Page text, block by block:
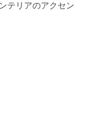
テリアのアクセン